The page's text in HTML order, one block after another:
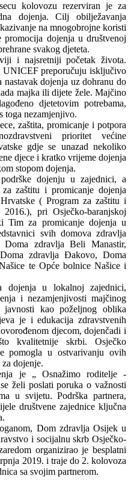
kolovozu rezerviran je za
dojenja. Cilj obilježavanja
na mnogobrojne koristi
dojenja u društvenoj
svakog djeteta.
i najsretniji početak života.
UNICEF preporučuju isključivo
nastavak dojenja uz dohranu do
majka ili dijete žele. Majčino
djetetovim potrebama,
toga nezamjenjivo.
zaštita, promicanje i potpora
prioritet većine
gdje se unazad nekoliko
djece i kratko vrijeme dojenja
stopom dojenja.
dojenju u zajednici, a
zaštitu i promicanje dojenja
( Program za zaštitu i
pri Osječko-baranjskoj
Tim za promicanje dojenja u
svih domova zdravlja
zdravlja Beli Manastir,
zdravlja Đakovo, Doma
te Opće bolnice Našice i
dojenja u lokalnoj zajednici,
i nezamjenjivosti majčinog
kao poželjnog oblika
je i edukacija zdravstvenih
djecom, dojenčadi i
kvalitetnije skrbi. Osječko
pomogla u ostvarivanju ovih
dojenje.
je „ Osnažimo roditelje -
želi poslati poruka o važnosti
u svijetu. Podrška partnera,
društvene zajednice ključna
Dom zdravlja Osijek u
i socijalnu skrb Osječko-
organizirao je besplatni
2019. i traje do 2. kolovoza
sa svojim partnerom.